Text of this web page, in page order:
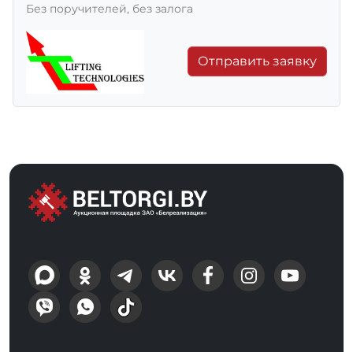
Без поручителей, без залога
Отправить заявку